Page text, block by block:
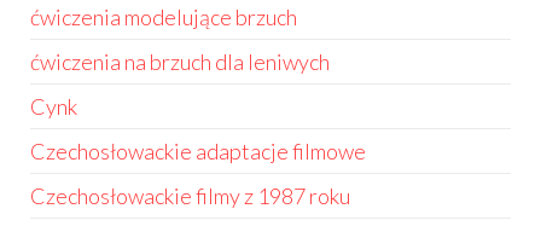
ćwiczenia modelujące brzuch
ćwiczenia na brzuch dla leniwych
Cynk
Czechosłowackie adaptacje filmowe
Czechosłowackie filmy z 1987 roku